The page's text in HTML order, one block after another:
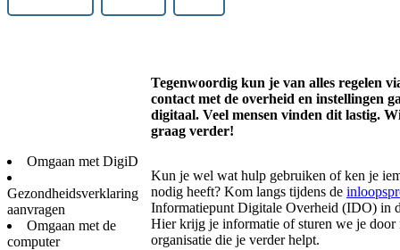
Tegenwoordig kun je van alles regelen
contact met de overheid en instellingen
digitaal. Veel mensen vinden dit lastig.
graag verder!
Omgaan met DigiD
Gezondheidsverklaring
aanvragen
Omgaan met de
computer
Kun je wel wat hulp gebruiken of ken je
nodig heeft? Kom langs tijdens de
Informatiepunt Digitale Overheid (IDO) in
Hier krijg je informatie of sturen we je door
organisatie die je verder helpt.